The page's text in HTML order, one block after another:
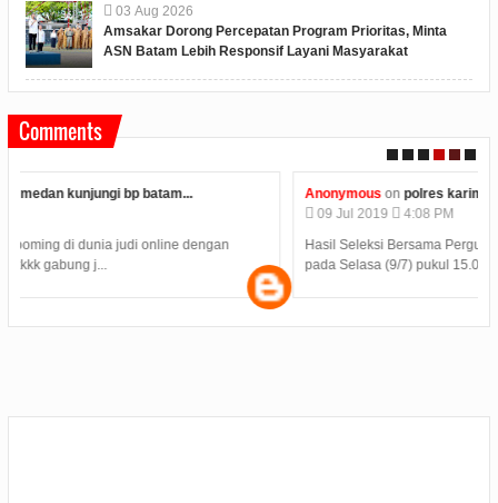
03 Aug 2026
Amsakar Dorong Percepatan Program Prioritas, Minta
ASN Batam Lebih Responsif Layani Masyarakat
Comments
Anonymousonpolres karimun memberikan kue ulang...
Hasil Seleksi Bersama Perguruan Tinggi SBMPTN 2019 diumumkan
pada Selasa (9/7) pukul 15.00 WIB. Samp...